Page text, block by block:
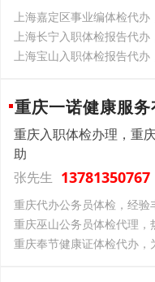
上海嘉定区事业编体检代
上海长宁入职体检报告代
上海宝山入职体检报告代
重庆一诺健康服务
重庆入职体检办理，重
助
张先生 13781350767
重庆代办公务员体检，经验
重庆巫山公务员体检代理，
重庆奉节健康证体检代办，